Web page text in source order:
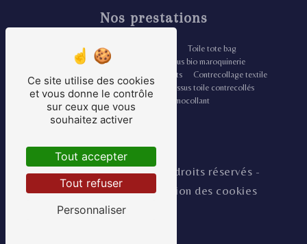
Nos prestations
Tissu doublure thermocollante
Toile tote bag
Enduction thermocollante
Tissus bio maroquinerie
Doublure chaussure
Tissus écrus teints
Contrecollage textile
Doublure renfort maroquinerie
Tissus toile contrecollés
Douillette renfort thermocollant
©Vistalid- 2026 - Tous droits réservés -
Mentions légales-Gestion des cookies
Ce site utilise des cookies
et vous donne le contrôle
sur ceux que vous
souhaitez activer
Tout accepter
Tout refuser
Personnaliser